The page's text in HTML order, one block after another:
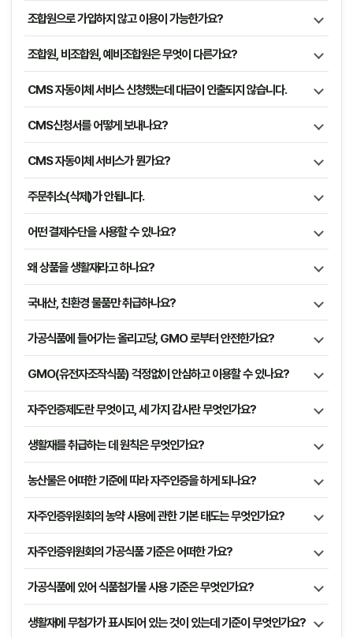
조합원으로 가입하지 않고 이용이 가능한가요?
조합원, 비조합원, 예비조합원은 무엇이 다른가요?
CMS 자동이체 서비스 신청했는데 대금이 인출되지 않습니다.
CMS신청서를 어떻게 보내나요?
CMS 자동이체 서비스가 뭔가요?
주문취소(삭제)가 안됩니다.
어떤 결제수단을 사용할 수 있나요?
왜 상품을 생활재라고 하나요?
국내산, 친환경 물품만 취급하나요?
가공식품에 들어가는 올리고당, GMO 로부터 안전한가요?
GMO(유전자조작식품) 걱정없이 안심하고 이용할 수 있나요?
자주인증제도란 무엇이고, 세 가지 감사란 무엇인가요?
생활재를 취급하는 데 원칙은 무엇인가요?
농산물은 어떠한 기준에 따라 자주인증을 하게 되나요?
자주인증위원회의 농약 사용에 관한 기본 태도는 무엇인가요?
자주인증위원회의 가공식품 기준은 어떠한 가요?
가공식품에 있어 식품첨가물 사용 기준은 무엇인가요?
생활재에 무첨가가 표시되어 있는 것이 있는데 기준이 무엇인가요?